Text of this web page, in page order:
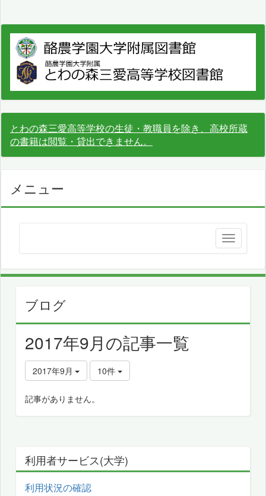
とわの森三愛高等学校の生徒・教職員を除き、高校所蔵
の書籍は閲覧・貸出できません。
メニュー
ブログ
2017年9月の記事一覧
2017年9月 10件
記事がありません。
利用者サービス(大学)
利用状況の確認